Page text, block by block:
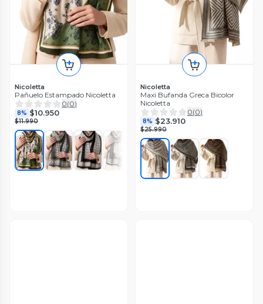
Nicoletta
Pañuelo Estampado Nicoletta
0(0)
8% $10.950
$11.990
Nicoletta
Maxi Bufanda Greca Bicolor
Nicoletta
0(0)
8% $23.910
$25.990